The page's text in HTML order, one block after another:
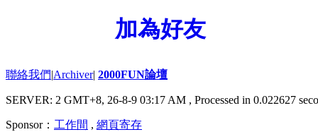
加為好友
聯絡我們|Archiver| 2000FUN論壇
SERVER: 2 GMT+8, 26-8-9 03:17 AM , Processed in 0.022627
Sponsor： 工作間 , 網頁寄存